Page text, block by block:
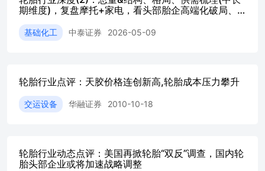
期维度)，复盘摩托+家电，看头部胎企高端化破局、
基础化工 中泰证券 2026-05-09
轮胎行业点评：天胶价格连创新高,轮胎成本压力攀升
交运设备 华融证券 2010-10-18
轮胎行业动态点评：美国再掀轮胎“双反”调查，国内轮
胎头部企业或将加速战略调整